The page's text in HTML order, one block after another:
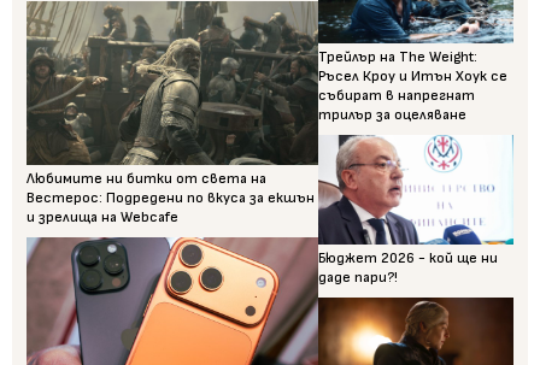
Любимите ни битки от света на
Вестерос: Подредени по вкуса за екшън
и зрелища на Webcafe
Трейлър на The Weight:
Ръсел Кроу и Итън Хоук се
събират в напрегнат
трилър за оцеляване
Бюджет 2026 - кой ще ни
даде пари?!